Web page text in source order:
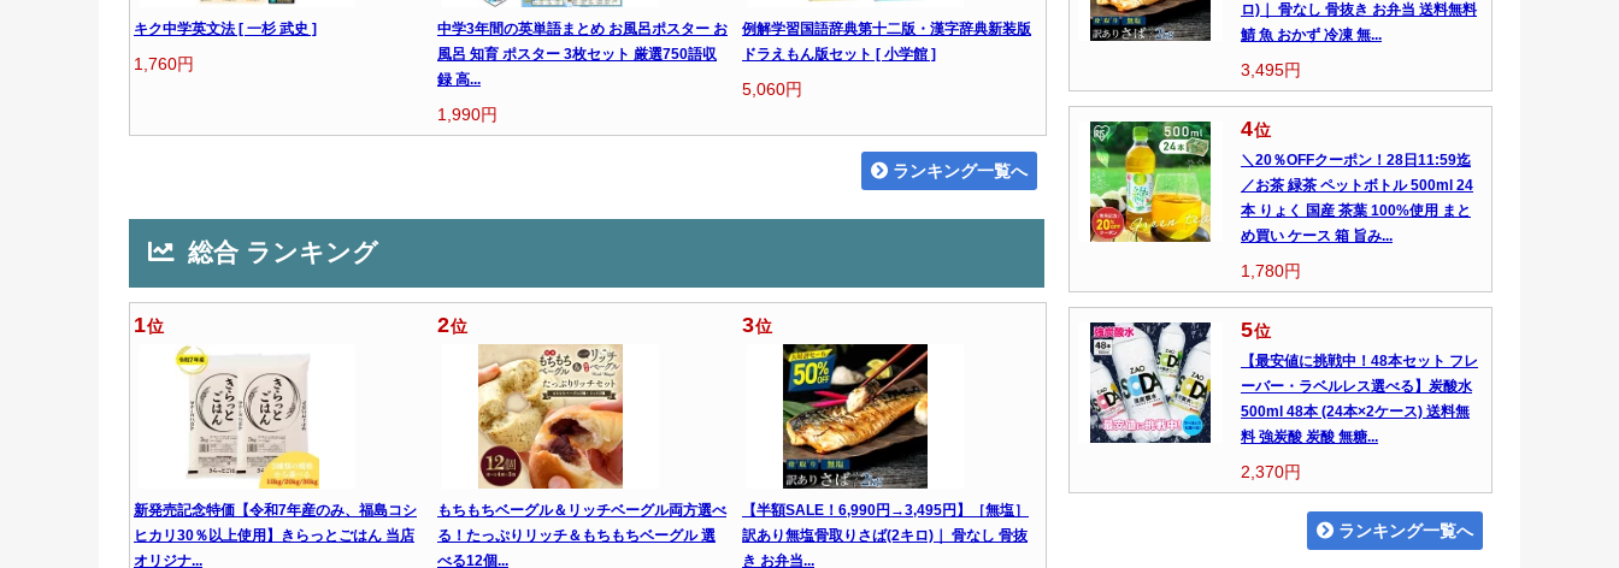
キク中学英文法 [ 一杉 武史 ]
1,760円
中学3年間の英単語まとめ お風呂ポスター お
風呂 知育 ポスター 3枚セット 厳選750語収
録 高...
1,990円
例解学習国語辞典第十二版・漢字辞典新装版
ドラえもん版セット [ 小学館 ]
5,060円
ランキング一覧へ
総合 ランキング
1位
新発売記念特価【令和7年産のみ、福島コシ
ヒカリ30％以上使用】きらっとごはん 当店
オリジナ...
2位
もちもちベーグル＆リッチベーグル両方選べ
る！たっぷりリッチ＆もちもちベーグル 選
べる12個...
3位
【半額SALE！6,990円→3,495円】［無塩］
訳あり無塩骨取りさば(2キロ)｜ 骨なし 骨抜
き お弁当...
ロ)｜ 骨なし 骨抜き お弁当 送料無料
鯖 魚 おかず 冷凍 無...
3,495円
4位
＼20％OFFクーポン！28日11:59迄
／お茶 緑茶 ペットボトル 500ml 24
本 りょく 国産 茶葉 100%使用 まと
め買い ケース 箱 旨み...
1,780円
5位
【最安値に挑戦中！48本セット フレ
ーバー・ラベルレス選べる】炭酸水
500ml 48本 (24本×2ケース) 送料無
料 強炭酸 炭酸 無糖...
2,370円
ランキング一覧へ